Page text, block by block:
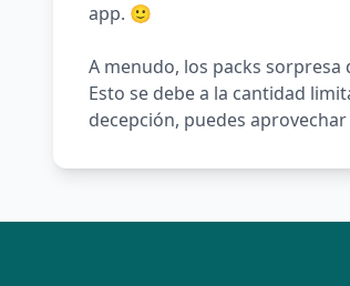
app. 🙂
A menudo, los packs
Esto se debe a la cantidad
decepción, puedes